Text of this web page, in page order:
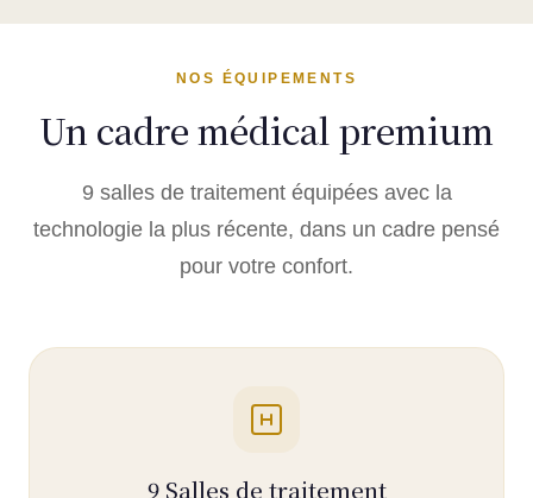
NOS ÉQUIPEMENTS
Un cadre médical premium
9 salles de traitement équipées avec la
technologie la plus récente, dans un cadre pensé
pour votre confort.
9 Salles de traitement